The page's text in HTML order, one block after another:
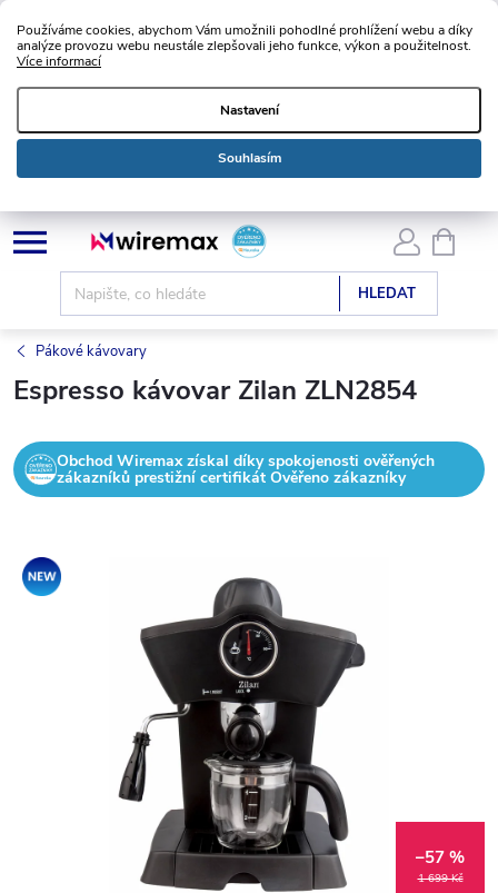
Používáme cookies, abychom Vám umožnili pohodlné prohlížení webu a díky
analýze provozu webu neustále zlepšovali jeho funkce, výkon a použitelnost.
Více informací
Nastavení
Souhlasím
Přejít
na
HLEDAT
KOŠÍK
Pákové kávovary
Espresso kávovar Zilan ZLN2854
Obchod Wiremax získal díky spokojenosti ověřených
zákazníků prestižní certifikát Ověřeno zákazníky
Novinka
1 699 Kč
–57 %